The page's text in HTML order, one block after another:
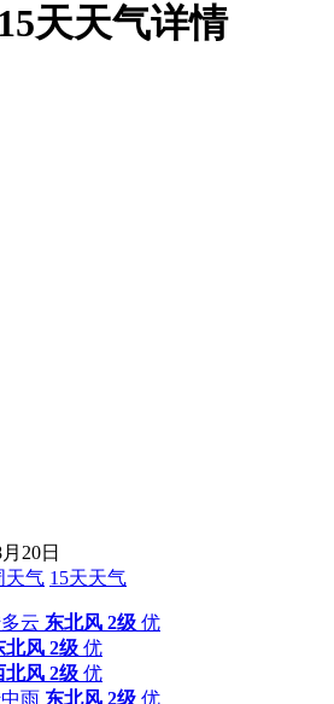
天天气详情
20日
天气 15天天气
云 东北风 2级 优
北风 2级 优
北风 2级 优
雨 东北风 2级 优